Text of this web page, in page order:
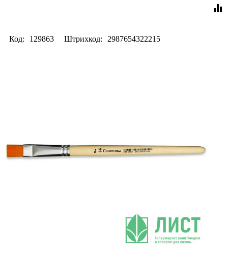
equalizer
Код: 129863 Штрихкод: 2987654322215